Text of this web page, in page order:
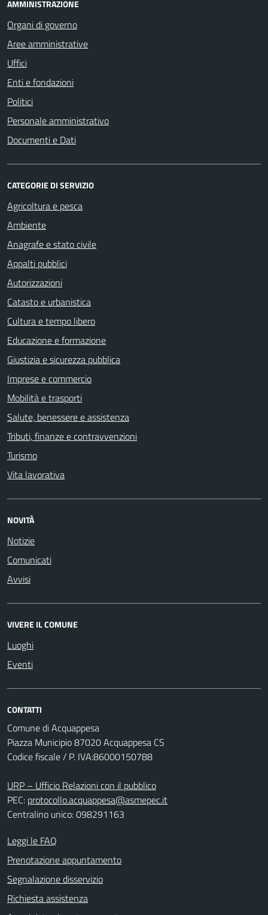
AMMINISTRAZIONE
Organi di governo
Aree amministrative
Uffici
Enti e fondazioni
Politici
Personale amministrativo
Documenti e Dati
CATEGORIE DI SERVIZIO
Agricoltura e pesca
Ambiente
Anagrafe e stato civile
Appalti pubblici
Autorizzazioni
Catasto e urbanistica
Cultura e tempo libero
Educazione e formazione
Giustizia e sicurezza pubblica
Imprese e commercio
Mobilità e trasporti
Salute, benessere e assistenza
Tributi, finanze e contravvenzioni
Turismo
Vita lavorativa
NOVITÀ
Notizie
Comunicati
Avvisi
VIVERE IL COMUNE
Luoghi
Eventi
CONTATTI
Comune di Acquappesa
Piazza Municipio 87020 Acquappesa CS
Codice fiscale / P. IVA:86000150788
URP – Ufficio Relazioni con il pubblico
PEC: protocollo.acquappesa@asmepec.it
Centralino unico: 098291163
Leggi le FAQ
Prenotazione appuntamento
Segnalazione disservizio
Richiesta assistenza